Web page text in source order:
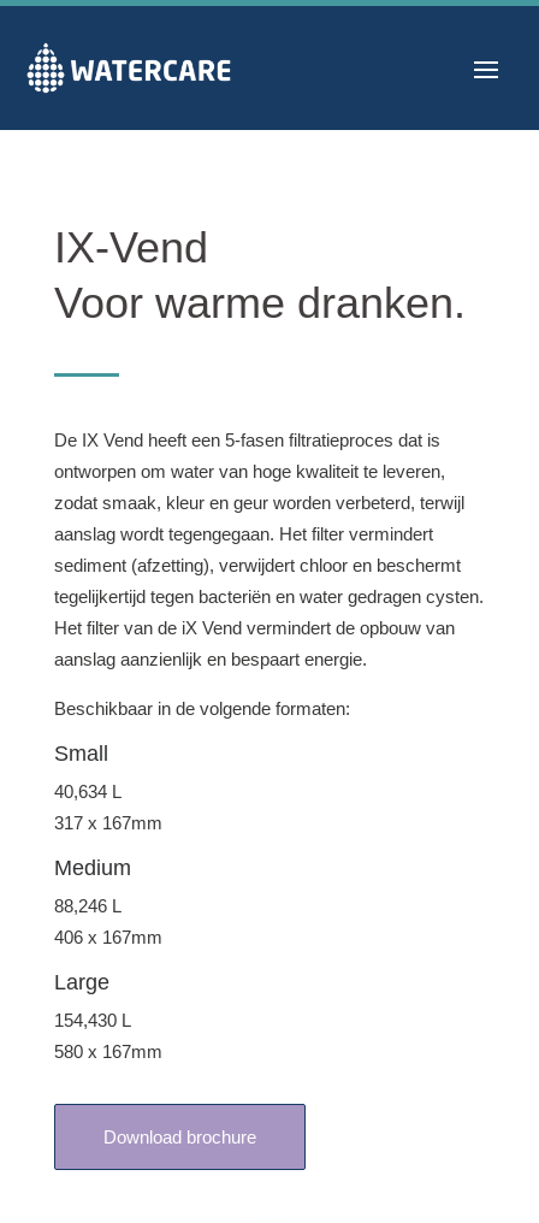
IX-Vend
Voor warme dranken.
De IX Vend heeft een 5-fasen filtratieproces dat is
ontworpen om water van hoge kwaliteit te leveren,
zodat smaak, kleur en geur worden verbeterd, terwijl
aanslag wordt tegengegaan. Het filter vermindert
sediment (afzetting), verwijdert chloor en beschermt
tegelijkertijd tegen bacteriën en water gedragen cysten.
Het filter van de iX Vend vermindert de opbouw van
aanslag aanzienlijk en bespaart energie.
Beschikbaar in de volgende formaten:
Small
40,634 L
317 x 167mm
Medium
88,246 L
406 x 167mm
Large
154,430 L
580 x 167mm
Download brochure